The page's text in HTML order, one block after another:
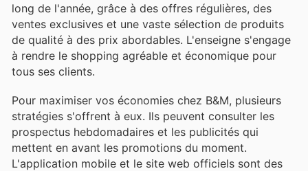
long de l'année, grâce à des offres régulières, des
ventes exclusives et une vaste sélection de produits
de qualité à des prix abordables. L'enseigne s'engage
à rendre le shopping agréable et économique pour
tous ses clients.
Pour maximiser vos économies chez B&M, plusieurs
stratégies s'offrent à eux. Ils peuvent consulter les
prospectus hebdomadaires et les publicités qui
mettent en avant les promotions du moment.
L'application mobile et le site web officiels sont des